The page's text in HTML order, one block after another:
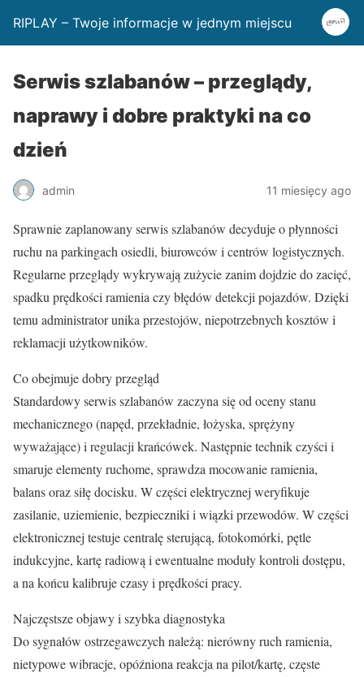
RIPLAY – Twoje informacje w jednym miejscu
Serwis szlabanów – przeglądy,
naprawy i dobre praktyki na co
dzień
admin 11 miesięcy ago
Sprawnie zaplanowany serwis szlabanów decyduje o płynności
ruchu na parkingach osiedli, biurowców i centrów logistycznych.
Regularne przeglądy wykrywają zużycie zanim dojdzie do zacięć,
spadku prędkości ramienia czy błędów detekcji pojazdów. Dzięki
temu administrator unika przestojów, niepotrzebnych kosztów i
reklamacji użytkowników.
Co obejmuje dobry przegląd
Standardowy serwis szlabanów zaczyna się od oceny stanu
mechanicznego (napęd, przekładnie, łożyska, sprężyny
wyważające) i regulacji krańcówek. Następnie technik czyści i
smaruje elementy ruchome, sprawdza mocowanie ramienia,
balans oraz siłę docisku. W części elektrycznej weryfikuje
zasilanie, uziemienie, bezpieczniki i wiązki przewodów. W części
elektronicznej testuje centralę sterującą, fotokomórki, pętle
indukcyjne, kartę radiową i ewentualne moduły kontroli dostępu,
a na końcu kalibruje czasy i prędkości pracy.
Najczęstsze objawy i szybka diagnostyka
Do sygnałów ostrzegawczych należą: nierówny ruch ramienia,
nietypowe wibracje, opóźniona reakcja na pilot/kartę, częste